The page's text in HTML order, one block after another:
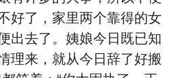
好了，家里两个靠得的女
出去了。姨娘今日既已知
理来，就从今日辞了好搬